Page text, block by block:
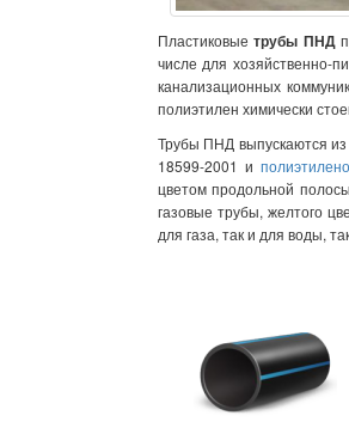
Пластиковыетрубы ПНД
числе для хозяйственно-
канализационных
полиэтилен химически
Трубы ПНД выпускаются
18599-2001 и
цветом продольной
газовые трубы, желтого
для газа, так и для воды,